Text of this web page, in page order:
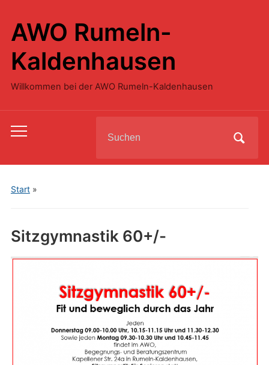
AWO Rumeln-
Kaldenhausen
Willkommen bei der AWO Rumeln-Kaldenhausen
Toggle
menu
for:
Start»
Sitzgymnastik 60+/-